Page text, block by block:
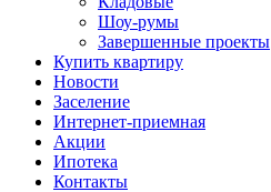
Шоу-румы
Завершенные проекты
Купить квартиру
Новости
Заселение
Интернет-приемная
Акции
Ипотека
Контакты